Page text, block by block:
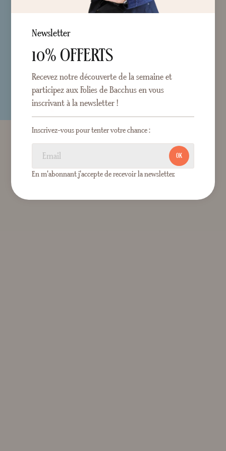
Newsletter
10% OFFERTS
Recevez notre découverte de la semaine et
participez aux Folies de Bacchus en vous
inscrivant à la newsletter !
Inscrivez-vous pour tenter votre chance :
OK
En m'abonnant j'accepte de recevoir la newsletter.